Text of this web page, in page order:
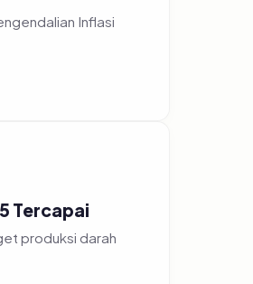
Inflasi
Tercapai
produksi darah